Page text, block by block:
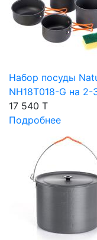
Набор посуды
NH18T018-G на
17 540 T
Подробнее